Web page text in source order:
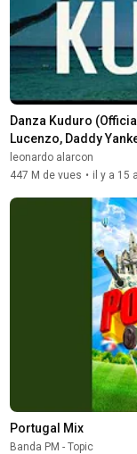
Danza Kuduro
Lucenzo, Daddy
leonardo alarcon
447 M de vues • il y a 15
Portugal Mix
Banda PM - Topic